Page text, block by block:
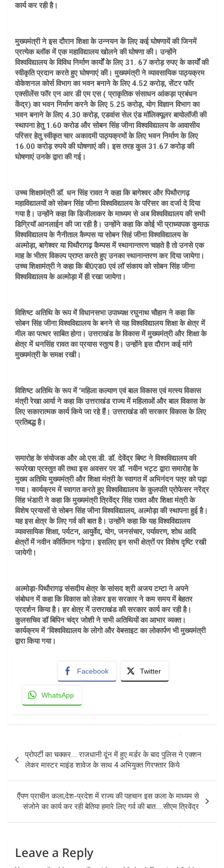
कार्य कर रही है।
मुख्यमंत्री ने इस दौरान शिक्षा के उन्नयन के लिए कई घोषणायें की जिनमें
प्रत्येक ब्लॉक में एक महाविद्यालय खोलने की घोषणा की। उन्होंने
विश्वविद्यालय के विविध निर्माण कार्यों के लिए 31. 67 करोड़ रुपए के कार्यों की
स्वीकृति प्रदान करते हुए घोषणाएं की। मुख्यमंत्री ने व्यावसायिक पाठ्यक्रम
वोकेशनल कोर्स विभाग का भवन बनाने के लिए 4.52 करोड़, सेंटर फॉर
एक्सीलेंस फॉर एन आर डी एम एस ( प्राकृतिक संसाधन आंकड़ा प्रबंधन
केंद्र) का भवन निर्माण करने के लिए 5.25 करोड़, योग विज्ञान विभाग का
भवन बनाने के लिए 4.30 करोड़, एडवांस सेल एंड मॉलिक्यूलर बायोलॉजी की
स्थापना हेतु 1.60 करोड और सोबन सिंह जीना विश्वविद्यालय के आवासीय
परिसर हेतु स्वीकृत चार अकादमी पाठ्यक्रमों के लिए भवन निर्माण के लिए
16.00 करोड़ रुपये की घोषणाएं की। इस तरह कुल 31.67 करोड़ की
घोषणाएं उनके द्वारा की गई।
उच्च शिक्षामंत्री डॉ. धन सिंह रावत ने कहा कि बागेश्वर और पिथौरागढ़
महाविद्यालयों को सोबन सिंह जीना विश्वविद्यालय के परिसर का दर्जा दे दिया
गया है। उन्होंने कहा कि डिजीलाकर के माध्यम से अब विश्वविद्यालय की सभी
डिग्रियॉ आनलाईन की जा रही है। उन्होंने कहा कि कोई भी प्राध्यापक कुमाऊ
विश्वविद्यालय के नैनीताल कैम्पस या सोबन सिहं जीना विश्वविद्यालय के
अल्मोड़ा, बागेश्वर या पिथौरागढ़ कैम्पस में स्थानान्तरण चाहते है तो उनसे एक
माह के भीतर विकल्प प्राप्त करते हुए उनका स्थानान्तरण कर दिया जायेगा।
उच्च शिक्षामंत्री ने कहा कि बी0एड0 एवं लॉ संकाय को सोबन सिंह जीना
विश्वविद्यालय के अल्मोड़ा में ही रखा जायेगा।
विशिष्ट अतिथि के रूप में विधानसभा उपाध्यक्ष रघुनाथ चौहान ने कहा कि
सोबन सिंह जीना विश्वविद्यालय के बनने से यह विश्वविद्यालय शिक्षा के क्षेत्र में
मील का पत्थर साबित होगा। उत्तराखंड के विकास में मुख्यमंत्री और शिक्षा के
क्षेत्र में धनसिंह रावत का प्रयास स्तुत्य है। उन्होंने इस दौरान कई मांगे
मुख्यमंत्री के समक्ष रखी।
विशिष्ट अतिथि के रूप में ’महिला कल्याण एवं बाल विकास एवं मत्स्य विकास
मंत्री रेखा आर्या ने कहा कि उत्तराखंड राज्य में महिलाओं और बाल विकास के
लिए सकारात्मक कार्य किये जा रहे हैं। उत्तराखंड की सरकार विकास के लिए
प्रतिबद्ध है।
समारोह के संयोजक और ओ.एस.डी. डॉ. देवेंद्र बिष्ट ने विश्वविद्यालय की
रूपरेखा प्रस्तुत की तथा इस अवसर पर डॉ. नवीन भट्ट द्वारा समारोह के
मुख्य अतिथि मुख्यमंत्री और शिक्षा मंत्री के स्वागत में अभिनंदन पत्र को पढ़ा
गया। कार्यक्रम में स्वागत करते हुए विश्वविद्यालय के कुलपति प्रोफेसर नरेंद्र
सिंह भंडारी ने कहा कि मुख्यमंत्री त्रिवेंद्र सिंह रावत और शिक्षा मंत्री के
विशेष प्रयासों से सोबन सिंह जीना विश्वविद्यालय, अल्मोड़ा की स्थापना हुई है।
यह इस क्षेत्र के लिए गर्व की बात है। उन्होंने कहा कि यह विश्वविद्यालय
व्यावसायिक शिक्षा, पर्यटन, आयुर्वेद, योग, जनसंचार, पर्यावरण, शोध आदि
क्षेत्रों में नवीन कीर्तिमान गढ़ेगा। इसलिए इन सभी क्षेत्रों पर विशेष दृष्टि रखी
जायेगी।
अल्मोड़ा-पिथौरागढ़ संसदीय क्षेत्र के सांसद श्री अजय टम्टा ने अपने
संबोधन में कहा कि विकास को लेकर इस सरकार ने कम समय में बेहतर
प्रदर्शन किया है। हर क्षेत्र में उत्तराखंड की सरकार कार्य कर रही है।
कुलसचिव डॉ बिपिन चंद्र जोशी ने सभी अतिथियों का आभार व्यक्त।
कार्यक्रम में ’विश्वविद्यालय के लोगो और वेबसाइट का लोकार्पण भी मुख्यमंत्री
द्वारा किया गया।
Facebook Twitter
WhatsApp
Post
navigation
प्रोपर्टी का चक्कर…. राजधानी दूंन में हुए मर्डर के बाद पुलिस ने एक्शन
लेकर मास्टर माइंड शावेज के साथ 4 अभियुक्त गिरफ्तार किये
एैंपण प्राचीन कला,देश-प्रदेश में राज्य की पहचान इस कला के माध्यम से
संजोने का कार्य कर रही बेतिया हमारे लिए गर्व की बात…..सीएम त्रिवेंद्र
Leave a Reply